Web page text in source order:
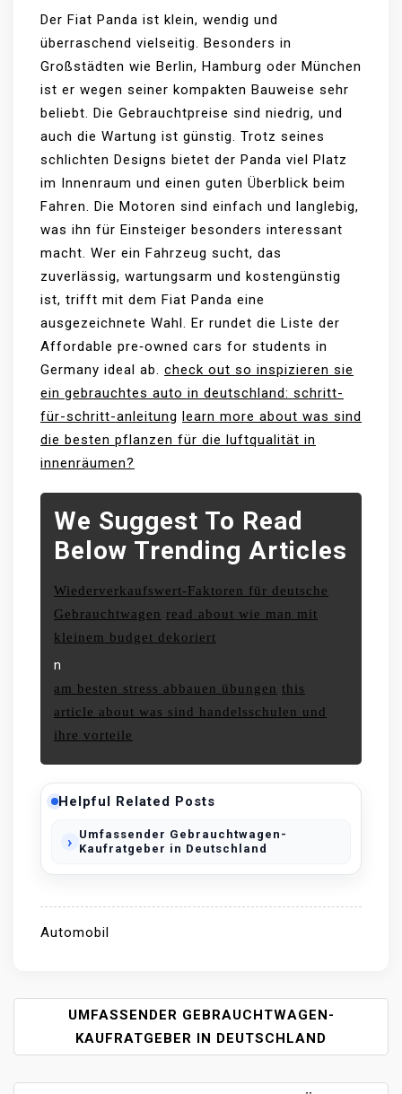
Der Fiat Panda ist klein, wendig und
überraschend vielseitig. Besonders in
Großstädten wie Berlin, Hamburg oder München
ist er wegen seiner kompakten Bauweise sehr
beliebt. Die Gebrauchtpreise sind niedrig, und
auch die Wartung ist günstig. Trotz seines
schlichten Designs bietet der Panda viel Platz
im Innenraum und einen guten Überblick beim
Fahren. Die Motoren sind einfach und langlebig,
was ihn für Einsteiger besonders interessant
macht. Wer ein Fahrzeug sucht, das
zuverlässig, wartungsarm und kostengünstig
ist, trifft mit dem Fiat Panda eine
ausgezeichnete Wahl. Er rundet die Liste der
Affordable pre‑owned cars for students in
Germany ideal ab. check out so inspizieren sie
ein gebrauchtes auto in deutschland: schritt-
für-schritt-anleitung learn more about was sind
die besten pflanzen für die luftqualität in
innenräumen?
We Suggest To Read
Below Trending Articles
Wiederverkaufswert-Faktoren für deutsche
Gebrauchtwagen read about wie man mit
kleinem budget dekoriert
n
am besten stress abbauen übungen this
article about was sind handelsschulen und
ihre vorteile
Helpful Related Posts
Umfassender Gebrauchtwagen-
Kaufratgeber in Deutschland
Automobil
S
T
UMFASSENDER GEBRAUCHTWAGEN-
KAUFRATGEBER IN DEUTSCHLAND